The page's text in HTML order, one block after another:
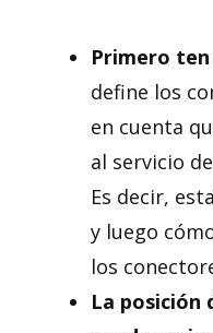
Primero
define los
en cuenta
al servicio
Es decir,
y luego
los
La posición